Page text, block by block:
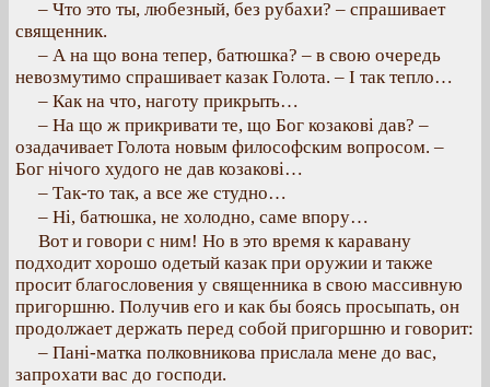
– Что это ты, любезный, без рубахи? – спрашивает
священник.
– А на що вона тепер, батюшка? – в свою очередь
невозмутимо спрашивает казак Голота. – І так тепло…
– Как на что, наготу прикрыть…
– На що ж прикривати те, що Бог козакові дав? –
озадачивает Голота новым философским вопросом. –
Бог нічого худого не дав козакові…
– Так-то так, а все же студно…
– Ні, батюшка, не холодно, саме впору…
Вот и говори с ним! Но в это время к каравану
подходит хорошо одетый казак при оружии и также
просит благословения у священника в свою массивную
пригоршню. Получив его и как бы боясь просыпать, он
продолжает держать перед собой пригоршню и говорит:
– Пані-матка полковникова прислала мене до вас,
запрохати вас до господи.